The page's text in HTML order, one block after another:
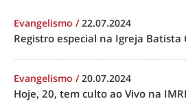
Evangelismo /22.07.2024
Registro especial na Igreja Batista
Evangelismo /20.07.2024
Hoje, 20, tem culto ao Vivo na